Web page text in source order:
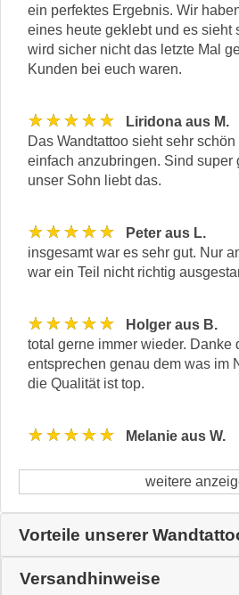
ein perfektes Ergebnis. Wir
eines heute geklebt und es sieht
wird sicher nicht das letzte Mal
Kunden bei euch waren.
★★★★★
Liridona aus M.
Das Wandtattoo sieht sehr
einfach anzubringen. Sind super
unser Sohn liebt das.
★★★★★
Peter aus L.
insgesamt war es sehr gut. Nur
war ein Teil nicht richtig
★★★★★
Holger aus B.
total gerne immer wieder. Danke
entsprechen genau dem was im
die Qualität ist top.
★★★★★ Melanie aus W.
weitere
Vorteile unserer
Versandhinweise